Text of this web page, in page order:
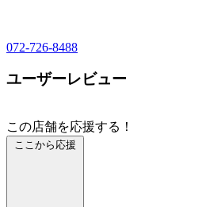
072-726-8488
ユーザーレビュー
この店舗を応援する！
ここから応援